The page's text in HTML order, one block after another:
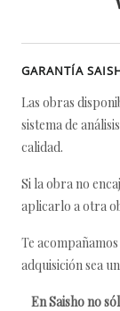
GARANTÍA
Las obras
sistema de
calidad.
Si la obra no
aplicarlo a otra
Te
adquisición sea
En Saisho no